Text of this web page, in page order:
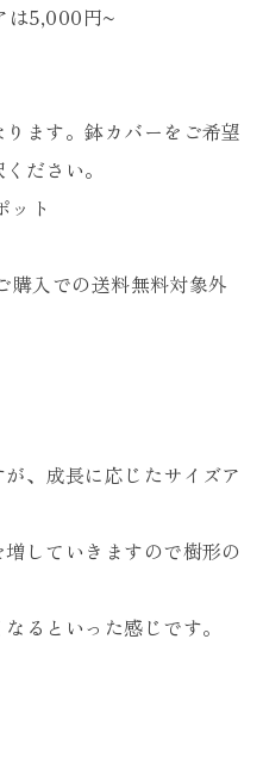
は5,000円~
ます。鉢カバーをご希望
ださい。
ット
入での送料無料対象外
、成長に応じたサイズア
していきますので樹形の
るといった感じです。